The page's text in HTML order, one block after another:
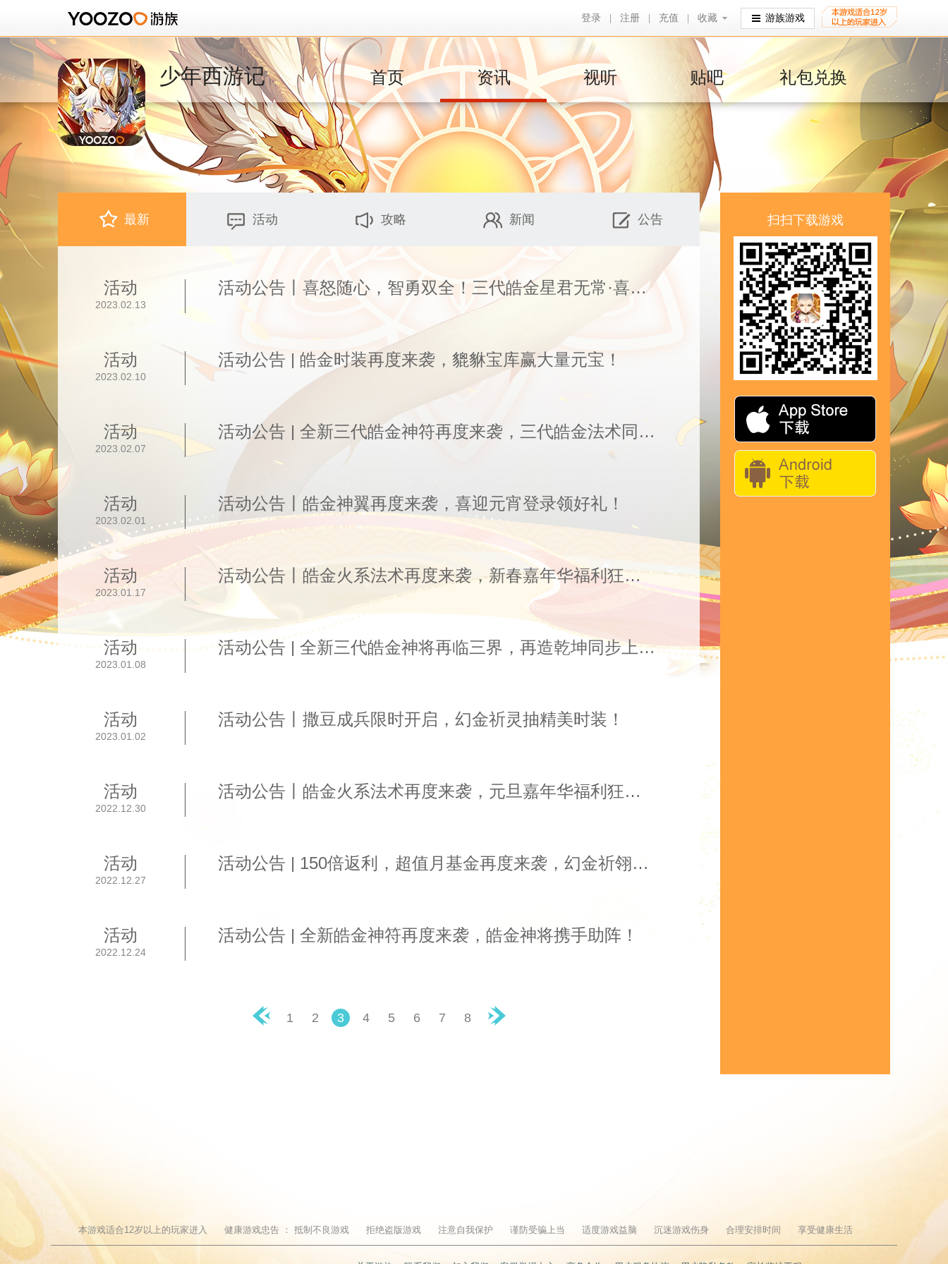
登录 注册 充值 收藏
收藏 游族游戏
少年西游记 首页 资讯 视听 贴吧 礼包兑换
最新 活动 攻略 新闻 公告
活动
2023.02.13
活动公告丨喜怒随心，智勇双全！三代皓金星君无常·喜怒耀世首发！
活动
2023.02.10
活动公告 | 皓金时装再度来袭，貔貅宝库赢大量元宝！
活动
2023.02.07
活动公告 | 全新三代皓金神符再度来袭，三代皓金法术同步助阵！
活动
2023.02.01
活动公告丨皓金神翼再度来袭，喜迎元宵登录领好礼！
活动
2023.01.17
活动公告丨皓金火系法术再度来袭，新春嘉年华福利狂撒！
活动
2023.01.08
活动公告 | 全新三代皓金神将再临三界，再造乾坤同步上线！
活动
2023.01.02
活动公告丨撒豆成兵限时开启，幻金祈灵抽精美时装！
活动
2022.12.30
活动公告丨皓金火系法术再度来袭，元旦嘉年华福利狂撒！
活动
2022.12.27
活动公告 | 150倍返利，超值月基金再度来袭，幻金祈翎同步开启！
活动
2022.12.24
活动公告 | 全新皓金神符再度来袭，皓金神将携手助阵！
1 2 3 4 5 6 7
8
扫扫下载游戏
本游戏适合12岁以上的玩家进入 健康游戏忠告 ： 抵制不良游戏 拒绝盗版游戏 注意自我保护 谨防受骗上当 适度游戏益脑 沉迷游戏伤身 合理安排时间 享受健康生活